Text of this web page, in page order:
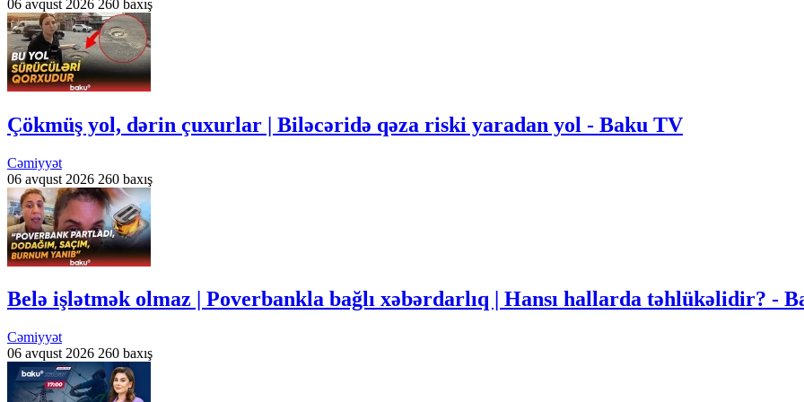
06 avqust 2026 260 baxış
Çökmüş yol, dərin çuxurlar | Biləcəridə qəza riski yaradan yol - Baku TV
Cəmiyyət
06 avqust 2026 260 baxış
Belə işlətmək olmaz | Poverbankla bağlı xəbərdarlıq | Hansı hallarda təhlükəlidir? -
Cəmiyyət
06 avqust 2026 260 baxış